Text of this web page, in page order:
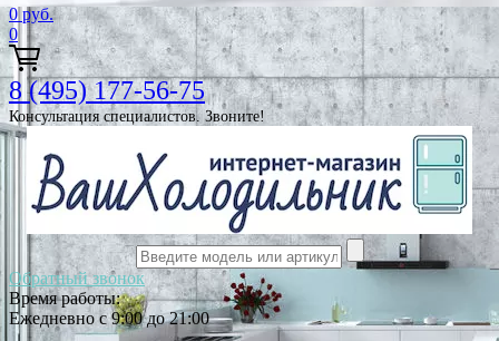
0 руб.
0
8 (495) 177-56-75
Консультация специалистов. Звоните!
Обратный звонок
Время работы:
Ежедневно с 9:00 до 21:00